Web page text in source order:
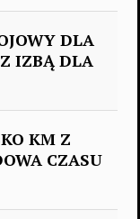
DLA
IZBĄ DLA
KM Z
CZASU